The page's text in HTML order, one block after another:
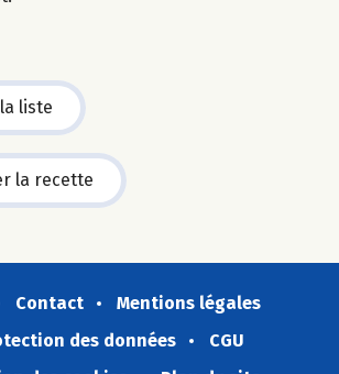
liste
la recette
Contact
Mentions légales
des données
CGU